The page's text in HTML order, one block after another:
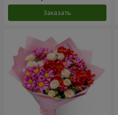
Заказать